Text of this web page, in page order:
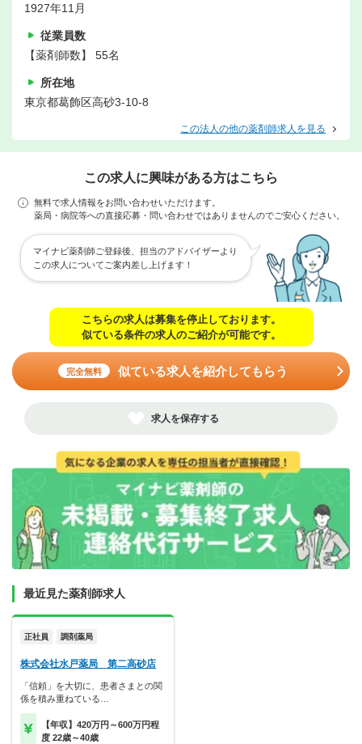
1927年11月
従業員数
【薬剤師数】 55名
所在地
東京都葛飾区高砂3-10-8
この法人の他の薬剤師求人を見る
この求人に興味がある方はこちら
無料で求人情報をお問い合わせいただけます。
薬局・病院等への直接応募・問い合わせではありませんのでご安心ください。
マイナビ薬剤師ご登録後、担当のアドバイザーより
この求人についてご案内差し上げます！
こちらの求人は募集を停止しております。
似ている条件の求人のご紹介が可能です。
完全無料 似ている求人を紹介してもらう
求人を保存する
最近見た薬剤師求人
正社員 調剤薬局
株式会社水戸薬局 第二高砂店
「信頼」を大切に、患者さまとの関
係を積み重ねている…
【年収】420万円～600万円程
度 22歳～40歳